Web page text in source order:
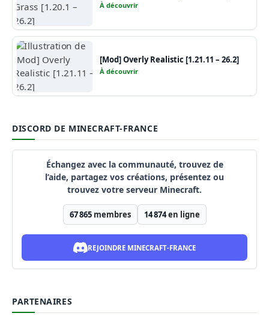
À découvrir
[Mod] Overly Realistic [1.21.11 – 26.2]
À découvrir
DISCORD DE MINECRAFT-FRANCE
Échangez avec la communauté, trouvez de
l’aide, partagez vos créations, présentez ou
trouvez votre serveur Minecraft.
67 865membres 14 874en ligne
REJOINDRE MINECRAFT-FRANCE
PARTENAIRES